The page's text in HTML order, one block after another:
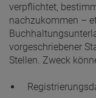
verpflichtet,
nachzukommen –
vorgeschriebener
Stellen. Zweck